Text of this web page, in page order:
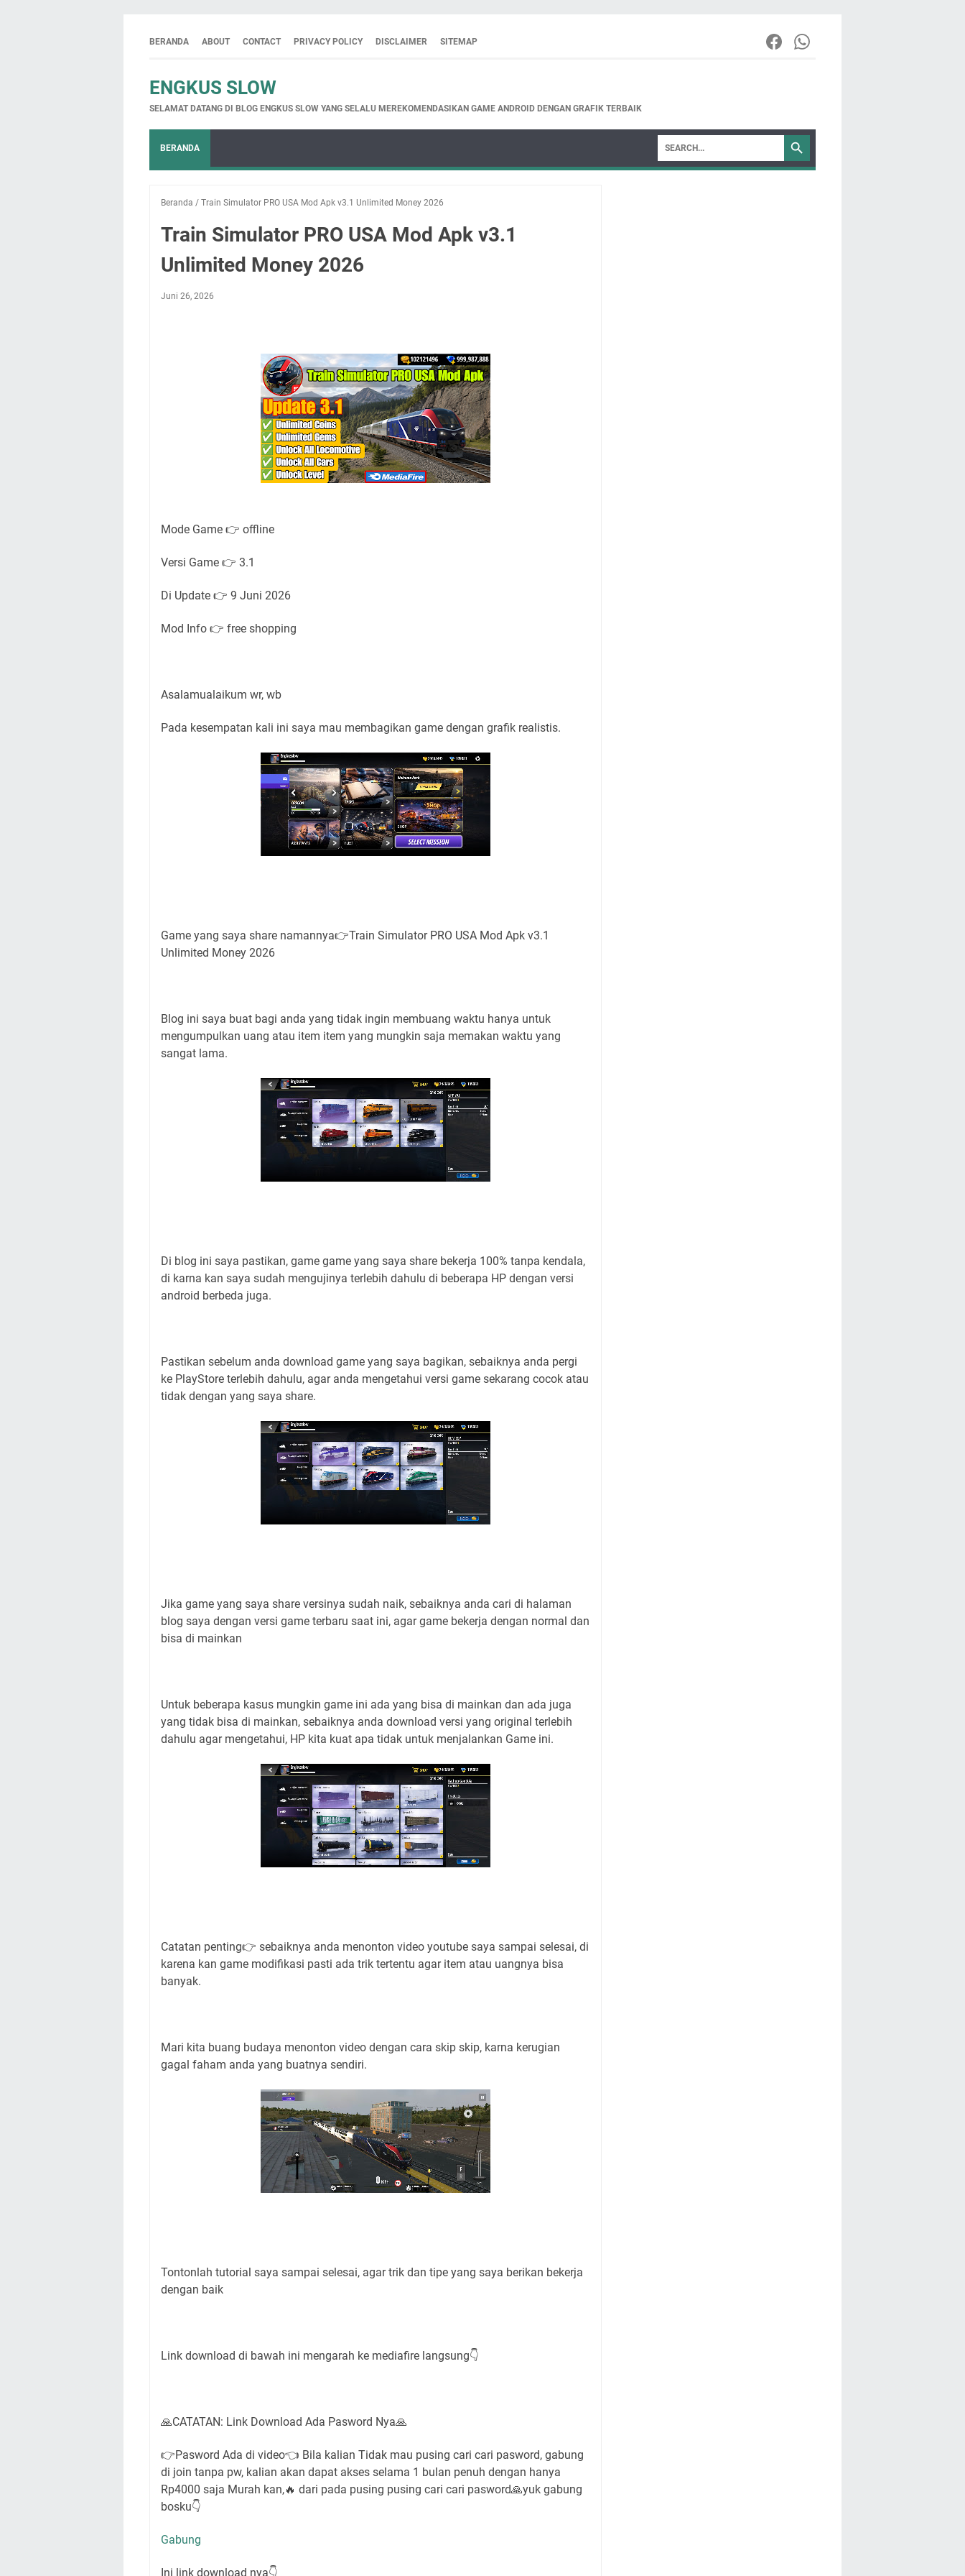
BERANDA ABOUT CONTACT PRIVACY POLICY DISCLAIMER SITEMAP
ENGKUS SLOW
SELAMAT DATANG DI BLOG ENGKUS SLOW YANG SELALU MEREKOMENDASIKAN GAME ANDROID DENGAN GRAFIK TERBAIK
BERANDA
Beranda / Train Simulator PRO USA Mod Apk v3.1 Unlimited Money 2026
Train Simulator PRO USA Mod Apk v3.1
Unlimited Money 2026
Juni 26, 2026
Mode Game 👉 offline
Versi Game 👉 3.1
Di Update 👉 9 Juni 2026
Mod Info 👉 free shopping
Asalamualaikum wr, wb
Pada kesempatan kali ini saya mau membagikan game dengan grafik realistis.
Game yang saya share namannya👉Train Simulator PRO USA Mod Apk v3.1
Unlimited Money 2026
Blog ini saya buat bagi anda yang tidak ingin membuang waktu hanya untuk
mengumpulkan uang atau item item yang mungkin saja memakan waktu yang
sangat lama.
Di blog ini saya pastikan, game game yang saya share bekerja 100% tanpa kendala,
di karna kan saya sudah mengujinya terlebih dahulu di beberapa HP dengan versi
android berbeda juga.
Pastikan sebelum anda download game yang saya bagikan, sebaiknya anda pergi
ke PlayStore terlebih dahulu, agar anda mengetahui versi game sekarang cocok atau
tidak dengan yang saya share.
Jika game yang saya share versinya sudah naik, sebaiknya anda cari di halaman
blog saya dengan versi game terbaru saat ini, agar game bekerja dengan normal dan
bisa di mainkan
Untuk beberapa kasus mungkin game ini ada yang bisa di mainkan dan ada juga
yang tidak bisa di mainkan, sebaiknya anda download versi yang original terlebih
dahulu agar mengetahui, HP kita kuat apa tidak untuk menjalankan Game ini.
Catatan penting👉 sebaiknya anda menonton video youtube saya sampai selesai, di
karena kan game modifikasi pasti ada trik tertentu agar item atau uangnya bisa
banyak.
Mari kita buang budaya menonton video dengan cara skip skip, karna kerugian
gagal faham anda yang buatnya sendiri.
Tontonlah tutorial saya sampai selesai, agar trik dan tipe yang saya berikan bekerja
dengan baik
Link download di bawah ini mengarah ke mediafire langsung👇
🙏CATATAN: Link Download Ada Pasword Nya🙏
👉Pasword Ada di video👈 Bila kalian Tidak mau pusing cari cari pasword, gabung
di join tanpa pw, kalian akan dapat akses selama 1 bulan penuh dengan hanya
Rp4000 saja Murah kan,🔥 dari pada pusing pusing cari cari pasword🙏yuk gabung
bosku👇
Gabung
Ini link download nya👇